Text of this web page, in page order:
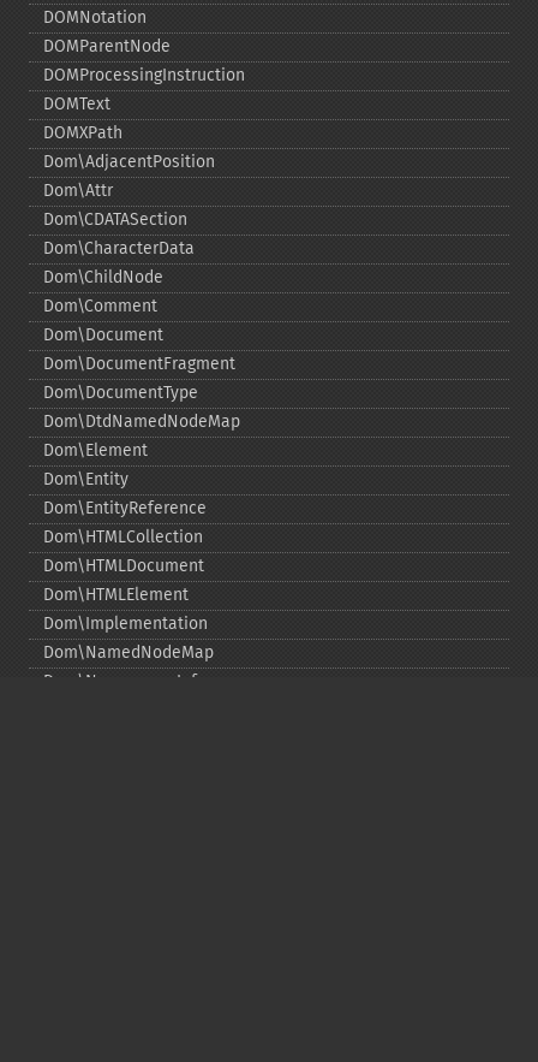
DOMNotation
DOMParentNode
DOMProcessingInstruction
DOMText
DOMXPath
Dom\AdjacentPosition
Dom\Attr
Dom\CDATASection
Dom\CharacterData
Dom\ChildNode
Dom\Comment
Dom\Document
Dom\DocumentFragment
Dom\DocumentType
Dom\DtdNamedNodeMap
Dom\Element
Dom\Entity
Dom\EntityReference
Dom\HTMLCollection
Dom\HTMLDocument
Dom\HTMLElement
Dom\Implementation
Dom\NamedNodeMap
Dom\NamespaceInfo